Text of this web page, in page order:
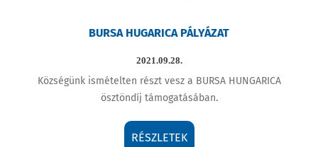
BURSA HUGARICA PÁLYÁZAT
2021.09.28.
Községünk ismételten részt vesz a BURSA HUNGARICA
ösztöndíj támogatásában.
RÉSZLETEK